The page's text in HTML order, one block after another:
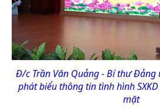
Đ/c Trần Văn Quảng - Bí thư Đảng
phát biểu thông tin tình hình
mặt